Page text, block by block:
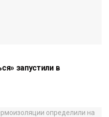
запустили в